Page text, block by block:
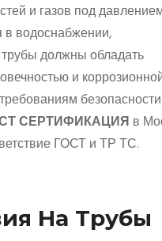
и газов под
водоснабжении,
должны обладать
и
СЕРТИФИКАЦИЯ в
ГОСТ и ТР ТС.
На Трубы